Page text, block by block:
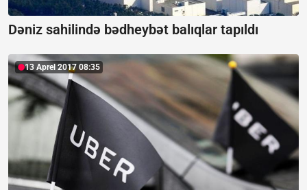
Dəniz sahilində bədheybət balıqlar tapıldı
13 Aprel 2017 08:35